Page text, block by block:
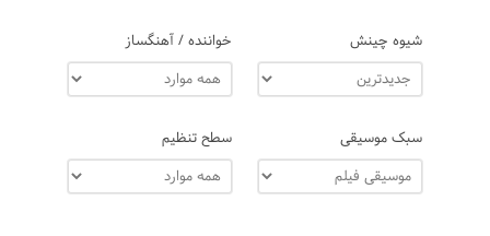
شیوه چینش خواننده / آهنگساز
سبک موسیقی سطح تنظیم